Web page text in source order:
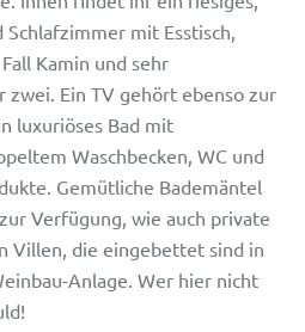
mit Esstisch,
Kamin und sehr
Ein TV gehört ebenso zur
luxuriöses Bad mit
Waschbecken, WC und
Gemütliche Bademäntel
Verfügung, wie auch private
Villen, die eingebettet sind in
Anlage. Wer hier nicht